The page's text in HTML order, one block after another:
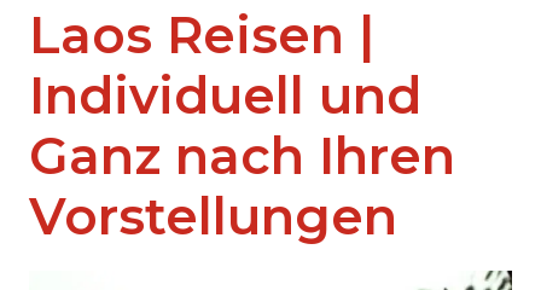
Laos Reisen |
Individuell und
Ganz nach Ihren
Vorstellungen